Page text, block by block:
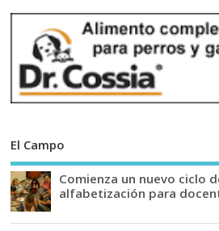
El Campo
Comienza un nuevo ciclo
alfabetización para